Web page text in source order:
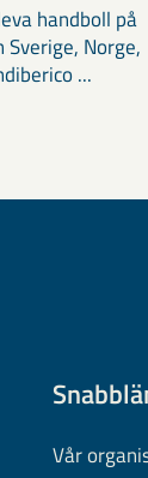
handboll på
Norge,
...
Vår